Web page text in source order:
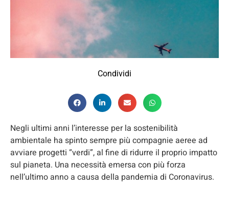
Condividi
Negli ultimi anni l’interesse per la sostenibilità
ambientale ha spinto sempre più compagnie aeree ad
avviare progetti “verdi”, al fine di ridurre il proprio impatto
sul pianeta. Una necessità emersa con più forza
nell’ultimo anno a causa della pandemia di Coronavirus.